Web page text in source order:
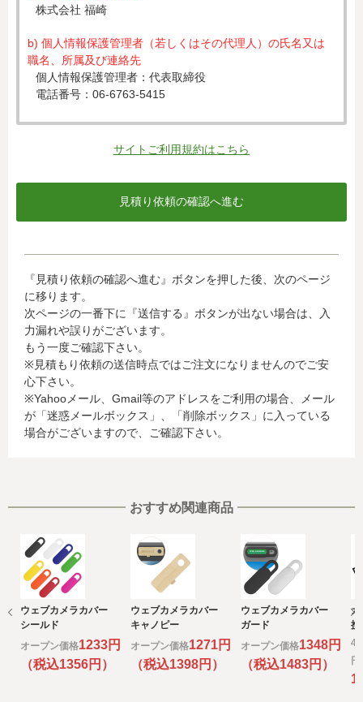
株式会社 福崎
b) 個人情報保護管理者（若しくはその代理人）の氏名又は
職名、所属及び連絡先
個人情報保護管理者：代表取締役
電話番号：06-6763-5415
c) 個人情報の利用目的
入力された個人情報は、お見積り依頼への対応のために利
d) 個人情報の第三者提供について
当社がお客様から収集した以下の個人情報等は、カード発
行会社が行う不正利用検知・防止のために、お客様が利用
されているカード発行会社へ提供させていただきます。(氏
名、電話番号、email アドレス、インターネット利用環境
に関する情報等)
お客様が利用されているカード発行会社が外国にある場
合、これらの情報は当該発行会社が所属する国に移転され
る場合があります。当社では、お客様から収集した情報か
らは、ご利用のカード発行会社及び当該会社が所在する国
を特定することができないため、以下の個人情報保護措置
・発行会社の個人情報保護の措置
なお、個人情報保護委員会のホームページ
(https://www.ppc.go.jp/)では、各国における個人情報保護
制度に関する情報について掲載されています。
お客様が未成年の場合、親権者または後見人の承諾を得た
上で、本サービスを利用するものとします。
e) 個人情報の取扱いの委託について
取得した個人情報の取扱いの全部又は、一部を委託するこ
とがあります。
その場合には、当社において最善の考慮を行います。
サイトご利用規約はこちら
『見積り依頼の確認へ進む』ボタンを押した後、次のページ
に移ります。
次ページの一番下に『送信する』ボタンが出ない場合は、入
力漏れや誤りがございます。
もう一度ご確認下さい。
※見積もり依頼の送信時点ではご注文になりませんのでご安
心下さい。
※Yahooメール、Gmail等のアドレスをご利用の場合、メール
が「迷惑メールボックス」、「削除ボックス」に入っている
場合がございますので、ご確認下さい。
おすすめ関連商品
ウェブカメラカバー
シールド
オープン価格1233円
（税込1356円）
ウェブカメラカバー
キャノピー
オープン価格1271円
（税込1398円）
ウェブカメラカバー
ガード
オープン価格1348円
（税込1483円）
ガ
携